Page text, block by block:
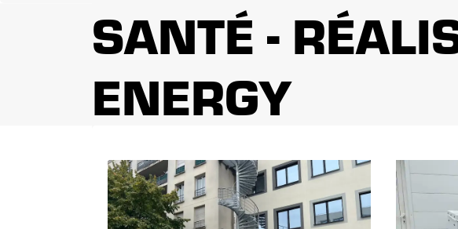
SANTÉ -
ENERGY